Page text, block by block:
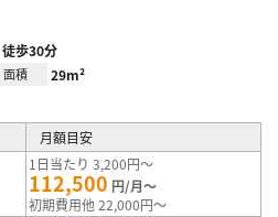
歩30分
面積 29m²
月額目安
1日当たり 3,200円～
112,500 円/月～
初期費用他 22,000円～